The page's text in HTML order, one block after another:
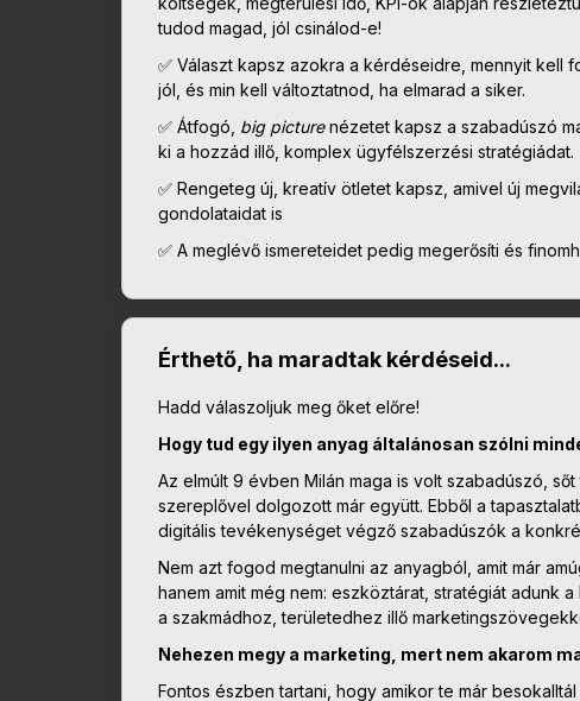
tudod magad, jól csinálod-e!
✅ Választ kapsz azokra a kérdéseidre, mennyit
jól, és min kell változtatnod, ha elmarad a siker.
✅ Átfogó, big picturenézetet kapsz a szabadúszó
ki a hozzád illő, komplex ügyfélszerzési stratégiádat.
✅ Rengeteg új, kreatív ötletet kapsz, amivel új
gondolataidat is
✅ A meglévő ismereteidet pedig megerősíti és
Érthető, ha maradtak kérdéseid...
Hadd válaszoljuk meg őket előre!
Hogy tud egy ilyen anyag általánosan szólni
Az elmúlt 9 évben Milán maga is volt szabadúszó,
szereplővel dolgozott már együtt. Ebből a
digitális tevékenységet végző szabadúszók a
Nem azt fogod megtanulni az anyagból, amit már
hanem amit még nem: eszköztárat, stratégiát adunk
a szakmádhoz, területedhez illő
Nehezen megy a marketing, mert nem akarom
Fontos észben tartani, hogy amikor te már